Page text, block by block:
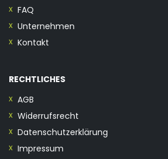
FAQ
Unternehmen
Kontakt
RECHTLICHES
AGB
Widerrufsrecht
Datenschutzerklärung
Impressum